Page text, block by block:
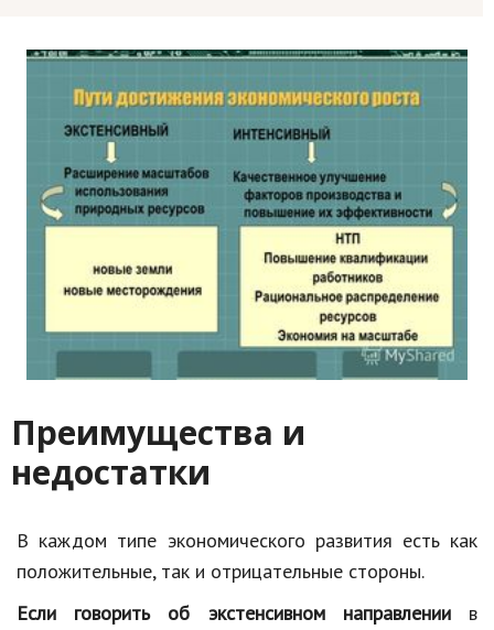
Преимущества и
недостатки
В каждом типе экономического развития есть как
положительные, так и отрицательные стороны.
Если говорить об экстенсивном направлениив